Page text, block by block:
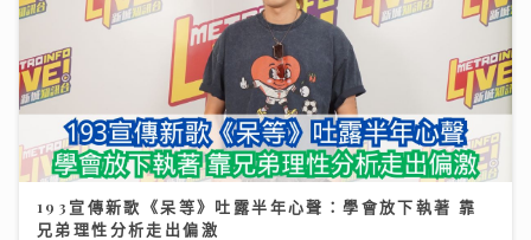
193宣傳新歌《呆等》吐露半年心聲：學會放下執著 靠
兄弟理性分析走出偏激